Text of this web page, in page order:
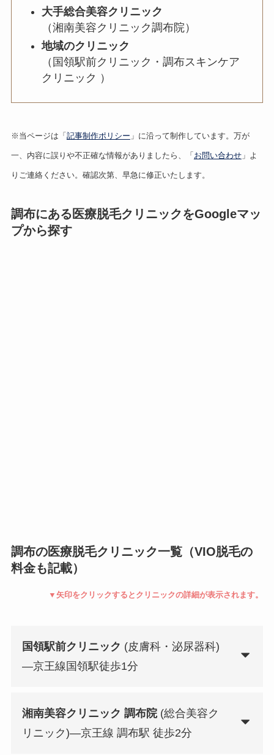
大手総合美容クリニック
（湘南美容クリニック調布院）
地域のクリニック
（国領駅前クリニック・調布スキンケア
クリニック ）
※当ページは「 記事制作ポリシー 」に沿って制作しています。万が
一、内容に誤りや不正確な情報がありましたら、「 お問い合わせ」よ
りご連絡ください。確認次第、早急に修正いたします。
調布にある医療脱毛クリニックをGoogleマッ
プから探す
調布の医療脱毛クリニック一覧（VIO脱毛の
料金も記載）
▼矢印をクリックするとクリニックの詳細が表示されます。
国領駅前クリニック (皮膚科・泌尿器科)
—京王線国領駅徒歩1分
湘南美容クリニック 調布院(総合美容ク
リニック)—京王線 調布駅 徒歩2分